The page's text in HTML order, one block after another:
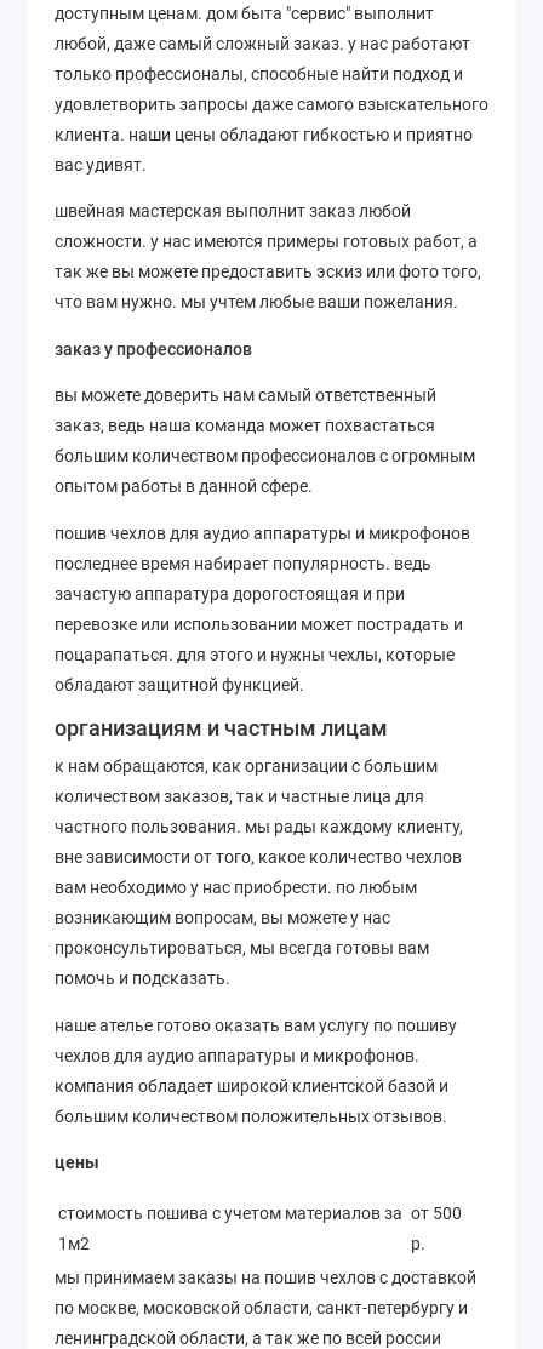
доступным ценам. дом быта "сервис" выполнит
любой, даже самый сложный заказ. у нас работают
только профессионалы, способные найти подход и
удовлетворить запросы даже самого взыскательного
клиента. наши цены обладают гибкостью и приятно
вас удивят.
швейная мастерская выполнит заказ любой
сложности. у нас имеются примеры готовых работ, а
так же вы можете предоставить эскиз или фото того,
что вам нужно. мы учтем любые ваши пожелания.
заказ у профессионалов
вы можете доверить нам самый ответственный
заказ, ведь наша команда может похвастаться
большим количеством профессионалов с огромным
опытом работы в данной сфере.
пошив чехлов для аудио аппаратуры и микрофонов
последнее время набирает популярность. ведь
зачастую аппаратура дорогостоящая и при
перевозке или использовании может пострадать и
поцарапаться. для этого и нужны чехлы, которые
обладают защитной функцией.
организациям и частным лицам
к нам обращаются, как организации с большим
количеством заказов, так и частные лица для
частного пользования. мы рады каждому клиенту,
вне зависимости от того, какое количество чехлов
вам необходимо у нас приобрести. по любым
возникающим вопросам, вы можете у нас
проконсультироваться, мы всегда готовы вам
помочь и подсказать.
наше ателье готово оказать вам услугу по пошиву
чехлов для аудио аппаратуры и микрофонов.
компания обладает широкой клиентской базой и
большим количеством положительных отзывов.
цены
стоимость пошива с учетом материалов за
1м2
от 500
р.
мы принимаем заказы на пошив чехлов с доставкой
по москве, московской области, санкт-петербургу и
ленинградской области, а так же по всей россии